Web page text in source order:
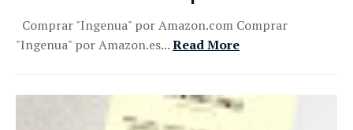
Comprar "Ingenua" por Amazon.com Comprar
"Ingenua" por Amazon.es...Read More